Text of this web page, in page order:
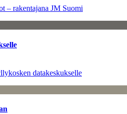
– rakentajana JM Suomi
datakeskukselle